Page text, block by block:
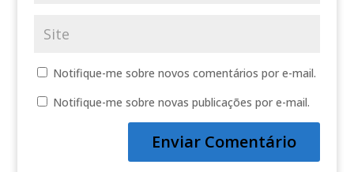
Notifique-me sobre novos comentários por e-mail.
Notifique-me sobre novas publicações por e-mail.